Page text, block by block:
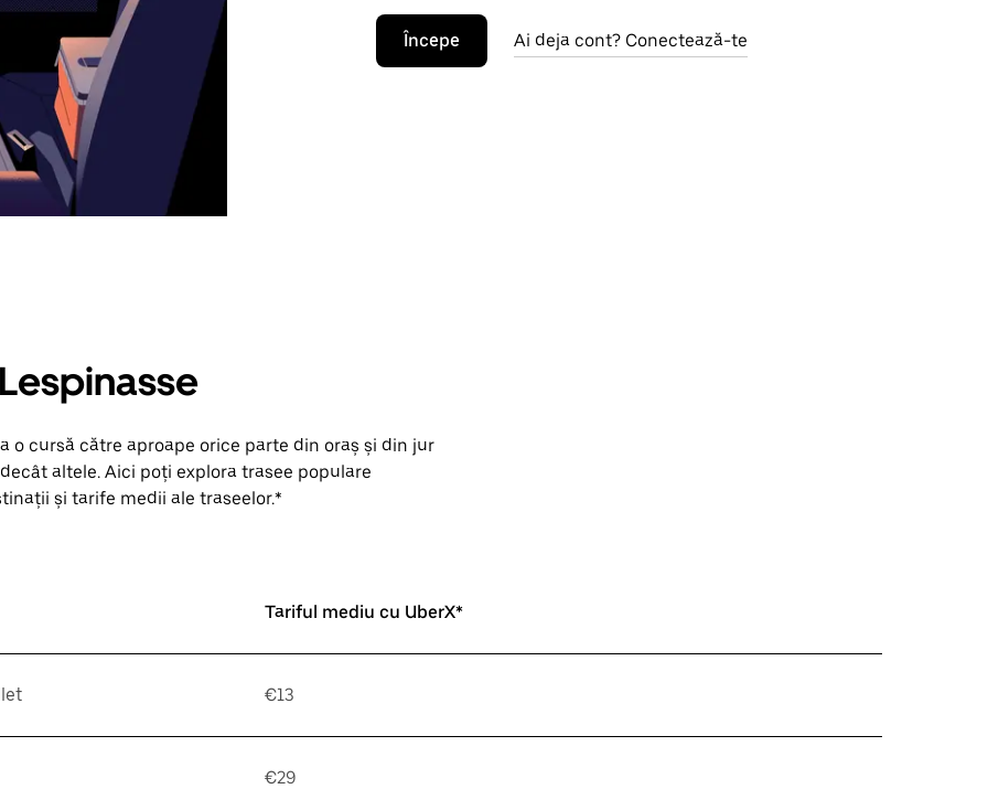
Începe Ai deja cont? Conectează-te
o cursă către aproape orice parte din oraș și din jur
altele. Aici poți explora trasee populare
și tarife medii ale traseelor.*
Tariful mediu cu UberX*
€13
€29